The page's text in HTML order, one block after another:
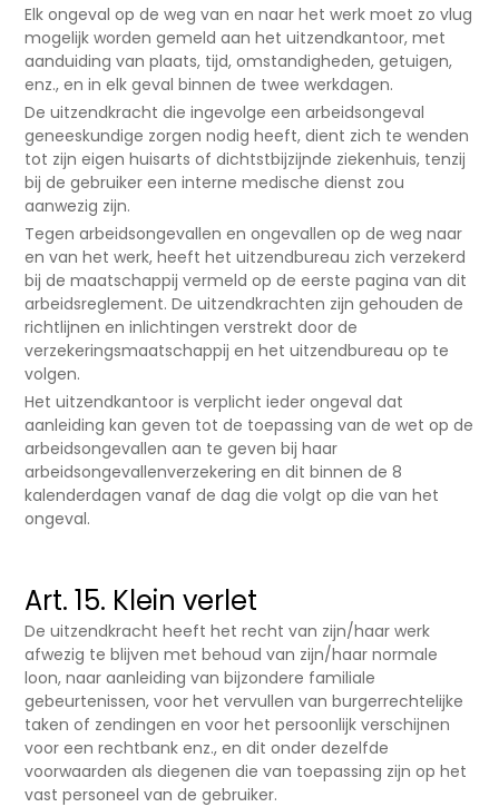
Elk ongeval op de weg van en naar het werk moet zo vlug
mogelijk worden gemeld aan het uitzendkantoor, met
aanduiding van plaats, tijd, omstandigheden, getuigen,
enz., en in elk geval binnen de twee werkdagen.
De uitzendkracht die ingevolge een arbeidsongeval
geneeskundige zorgen nodig heeft, dient zich te wenden
tot zijn eigen huisarts of dichtstbijzijnde ziekenhuis, tenzij
bij de gebruiker een interne medische dienst zou
aanwezig zijn.
Tegen arbeidsongevallen en ongevallen op de weg naar
en van het werk, heeft het uitzendbureau zich verzekerd
bij de maatschappij vermeld op de eerste pagina van dit
arbeidsreglement. De uitzendkrachten zijn gehouden de
richtlijnen en inlichtingen verstrekt door de
verzekeringsmaatschappij en het uitzendbureau op te
volgen.
Het uitzendkantoor is verplicht ieder ongeval dat
aanleiding kan geven tot de toepassing van de wet op de
arbeidsongevallen aan te geven bij haar
arbeidsongevallenverzekering en dit binnen de 8
kalenderdagen vanaf de dag die volgt op die van het
ongeval.
Art. 15. Klein verlet
De uitzendkracht heeft het recht van zijn/haar werk
afwezig te blijven met behoud van zijn/haar normale
loon, naar aanleiding van bijzondere familiale
gebeurtenissen, voor het vervullen van burgerrechtelijke
taken of zendingen en voor het persoonlijk verschijnen
voor een rechtbank enz., en dit onder dezelfde
voorwaarden als diegenen die van toepassing zijn op het
vast personeel van de gebruiker.